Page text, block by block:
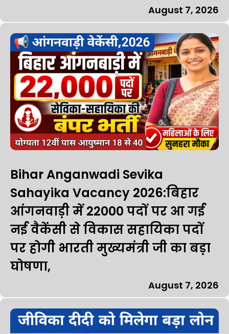
August 7, 2026
Bihar Anganwadi Sevika
Sahayika Vacancy 2026:बिहार
आंगनवाड़ी में 22000 पदों पर आ गई
नई वैकेंसी से विकास सहायिका पदों
पर होगी भारती मुख्यमंत्री जी का बड़ा
घोषणा,
August 7, 2026